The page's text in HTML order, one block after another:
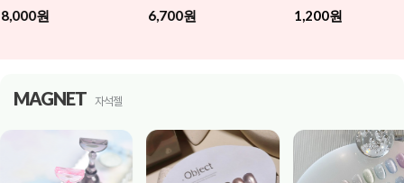
6,700원 1,200원 9,000원
MAGNET 자석젤